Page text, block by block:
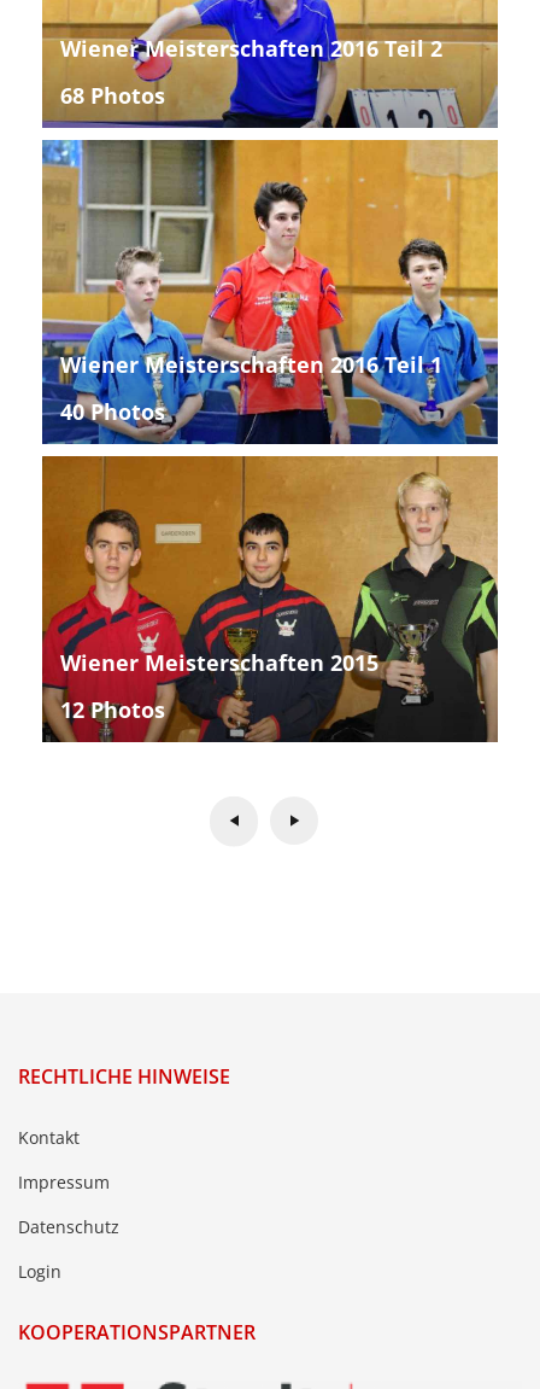
Wiener Meisterschaften 2016 Teil 2
68 Photos
Wiener Meisterschaften 2016 Teil 1
40 Photos
Wiener Meisterschaften 2015
12 Photos
RECHTLICHE HINWEISE
Kontakt
Impressum
Datenschutz
Login
KOOPERATIONSPARTNER